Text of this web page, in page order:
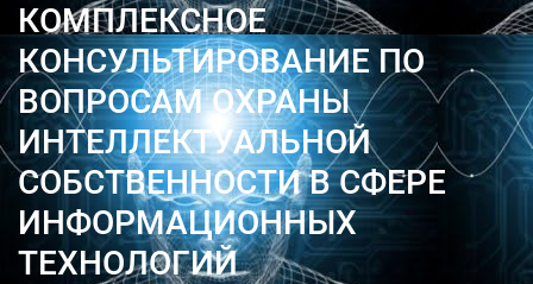
КОМПЛЕКСНОЕ
КОНСУЛЬТИРОВАНИЕ ПО
ВОПРОСАМ ОХРАНЫ
ИНТЕЛЛЕКТУАЛЬНОЙ
СОБСТВЕННОСТИ В СФЕРЕ
ИНФОРМАЦИОННЫХ
ТЕХНОЛОГИЙ